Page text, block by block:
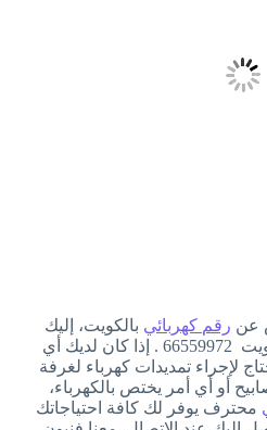
عن رقم كهربائي بالكويت، إليك
رقم أفضل فني كهرباء بالكويت 66559972 . إذا كان لديك أي
لإجراء تمديدات كهرباء لغرفة
أو أي أمر يختص بالكهرباء،
محترف يوفر لك كافة احتياجاتك